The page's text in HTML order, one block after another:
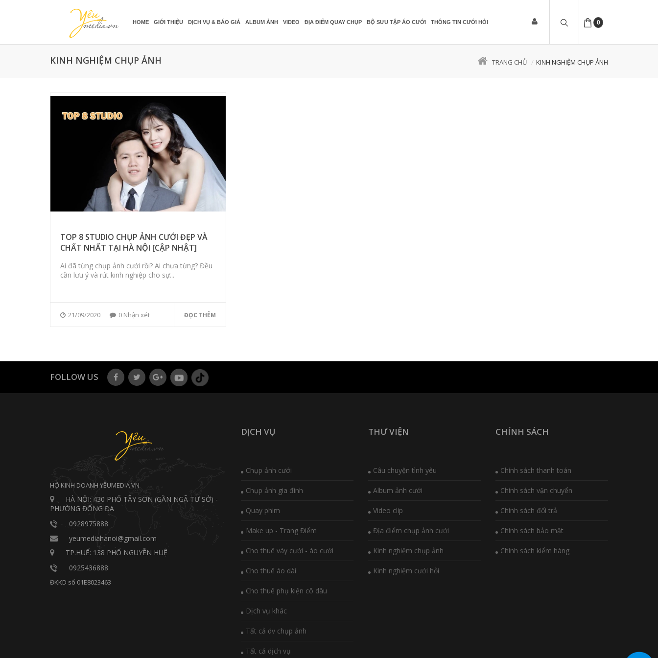
0
HOME GIỚI THIỆU DỊCH VỤ & BÁO GIÁ ALBUM ẢNH VIDEO ĐỊA ĐIỂM QUAY CHỤP BỘ SƯU TẬP ÁO CƯỚI THÔNG TIN CƯỚI HỎI
KINH NGHIỆM CHỤP ẢNH TRANG CHỦ KINH NGHIỆM CHỤP ẢNH
TOP 8 STUDIO CHỤP ẢNH CƯỚI ĐẸP VÀ
CHẤT NHẤT TẠI HÀ NỘI [CẬP NHẬT]
Ai đã từng chụp ảnh cưới rồi? Ai chưa từng? Đều
cần lưu ý và rút kinh nghiệp cho sự...
21/09/2020 0 Nhận xét ĐỌC THÊM
FOLLOW US
HỘ KINH DOANH YÊUMEDIA VN
HÀ NỘI: 430 PHỐ TÂY SƠN (GẦN NGÃ TƯ SỞ) -
PHƯỜNG ĐỐNG ĐA
0928975888
yeumediahanoi@gmail.com
TP.HUẾ: 138 PHỐ NGUYỄN HUỆ
0925436888
ĐKKD số 01E8023463
DỊCH VỤ
Chụp ảnh cưới
Chụp ảnh gia đình
Quay phim
Make up - Trang Điểm
Cho thuê váy cưới - áo cưới
Cho thuê áo dài
Cho thuê phụ kiện cô dâu
Dịch vụ khác
Tất cả dv chụp ảnh
Tất cả dịch vụ
THƯ VIỆN
Câu chuyện tình yêu
Album ảnh cưới
Video clip
Địa điểm chụp ảnh cưới
Kinh nghiệm chụp ảnh
Kinh nghiệm cưới hỏi
CHÍNH SÁCH
Chính sách thanh toán
Chính sách vận chuyển
Chính sách đổi trả
Chính sách bảo mật
Chính sách kiểm hàng